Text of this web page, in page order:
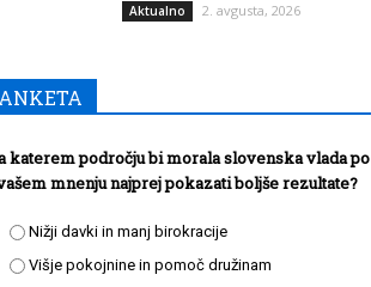
Aktualno 2. avgusta, 2026
katerem področju bi morala slovenska vlada po
mnenju najprej pokazati boljše rezultate?
Nižji davki in manj birokracije
Višje pokojnine in pomoč družinam